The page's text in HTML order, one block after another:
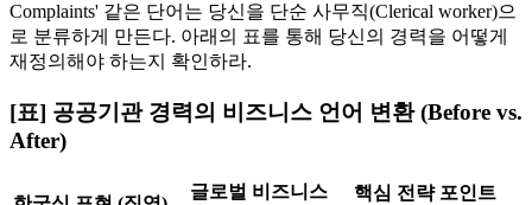
Complaints' 같은 단어는 당신을 단순 사무직(Clerical worker)으
로 분류하게 만든다. 아래의 표를 통해 당신의 경력을 어떻게
재정의해야 하는지 확인하라.
[표] 공공기관 경력의 비즈니스 언어 변환 (Before vs.
After)
글로벌 비즈니스 핵심 전략 포인트